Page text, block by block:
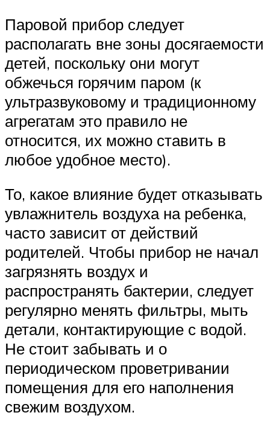
Паровой прибор следует
располагать вне зоны досягаемости
детей, поскольку они могут
обжечься горячим паром (к
ультразвуковому и традиционному
агрегатам это правило не
относится, их можно ставить в
любое удобное место).
То, какое влияние будет отказывать
увлажнитель воздуха на ребенка,
часто зависит от действий
родителей. Чтобы прибор не начал
загрязнять воздух и
распространять бактерии, следует
регулярно менять фильтры, мыть
детали, контактирующие с водой.
Не стоит забывать и о
периодическом проветривании
помещения для его наполнения
свежим воздухом.